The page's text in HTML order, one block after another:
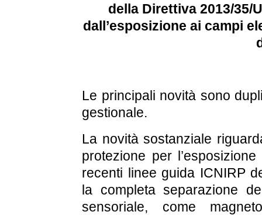
della Direttiva 2013/35/
dall’esposizione ai campi
Le principali novità sono
gestionale.
La novità sostanziale
protezione per
recenti linee guida ICNIRP
la completa separazione
sensoriale, come